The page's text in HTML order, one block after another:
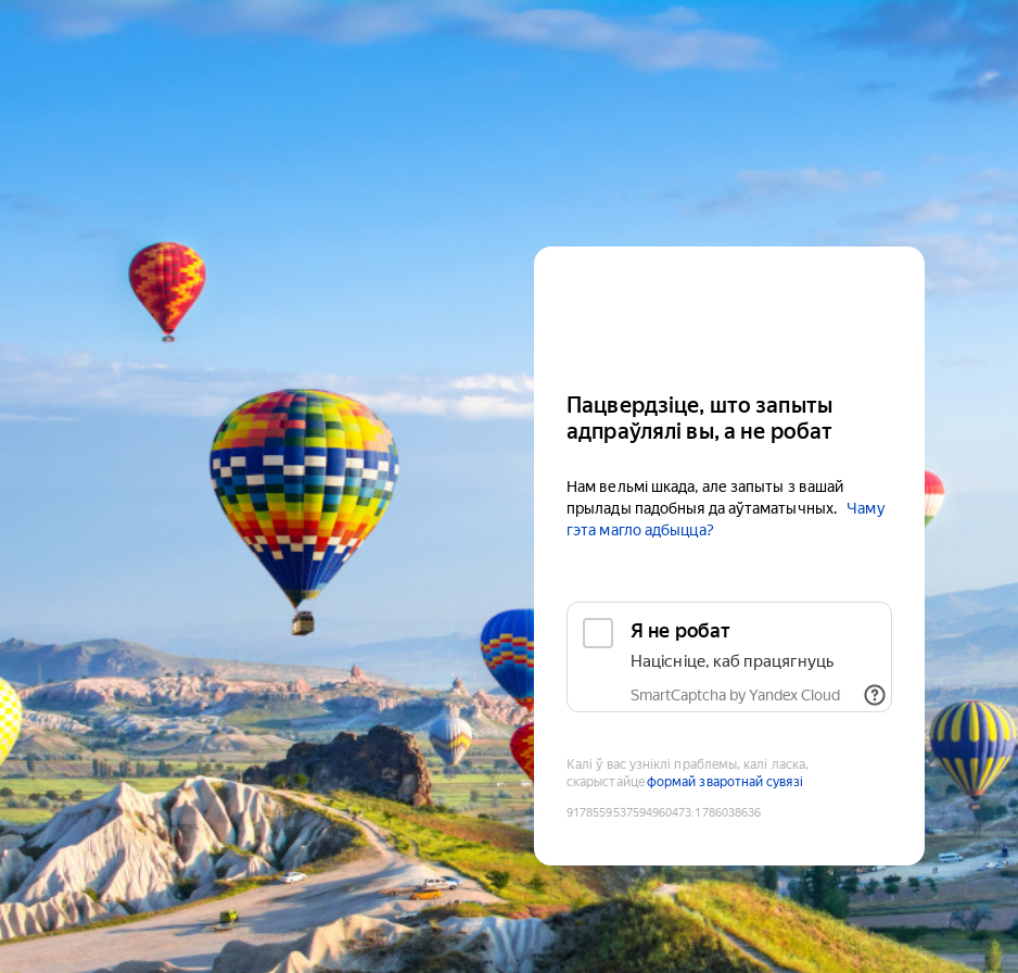
Пацвердзіце, што запыты
адпраўлялі вы, а не робат
Нам вельмі шкада, але запыты з вашай
прылады падобныя да аўтаматычных.
Чаму
гэта магло адбыцца?
Я не робат
Націсніце, каб працягнуць
SmartCaptcha by Yandex Cloud
Калі ў вас узніклі праблемы, калі ласка,
скарыстайцеформай зваротнай сувязі
9178559537594960473:1786038636